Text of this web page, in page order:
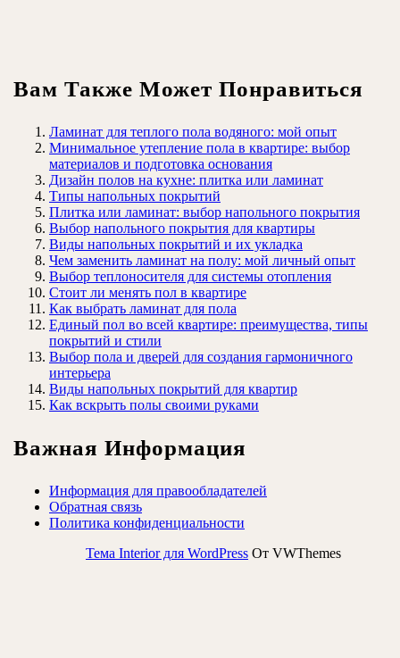
Вам Также Может Понравиться
Ламинат для теплого пола водяного: мой опыт
Минимальное утепление пола в квартире: выбор
материалов и подготовка основания
Дизайн полов на кухне: плитка или ламинат
Типы напольных покрытий
Плитка или ламинат: выбор напольного покрытия
Выбор напольного покрытия для квартиры
Виды напольных покрытий и их укладка
Чем заменить ламинат на полу: мой личный опыт
Выбор теплоносителя для системы отопления
Стоит ли менять пол в квартире
Как выбрать ламинат для пола
Единый пол во всей квартире: преимущества, типы
покрытий и стили
Выбор пола и дверей для создания гармоничного
интерьера
Виды напольных покрытий для квартир
Как вскрыть полы своими руками
Важная Информация
Информация для правообладателей
Обратная связь
Политика конфиденциальности
Тема Interior для WordPress От VWThemes